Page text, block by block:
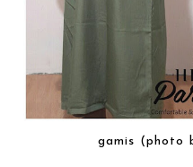
gamis (photo